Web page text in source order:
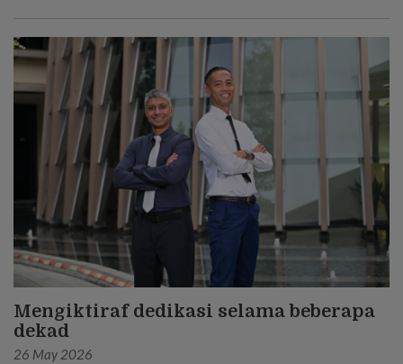
Mengiktiraf dedikasi selama beberapa
dekad
26 May 2026